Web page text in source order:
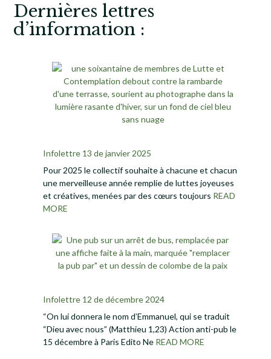
Dernières lettres
d’information :
Infolettre 13 de janvier 2025
Pour 2025 le collectif souhaite à chacune et chacun
une merveilleuse année remplie de luttes joyeuses
et créatives, menées par des cœurs toujours READ
MORE
Infolettre 12 de décembre 2024
“On lui donnera le nom d’Emmanuel, qui se traduit
“Dieu avec nous” (Matthieu 1,23) Action anti-pub le
15 décembre à Paris Edito Ne READ MORE